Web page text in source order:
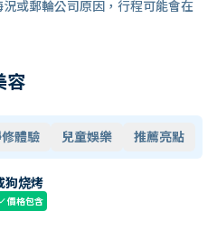
或郵輪公司原因，行程可能會在
容
體驗 兒童娛樂 推薦亮點
狗烧烤
價格包含